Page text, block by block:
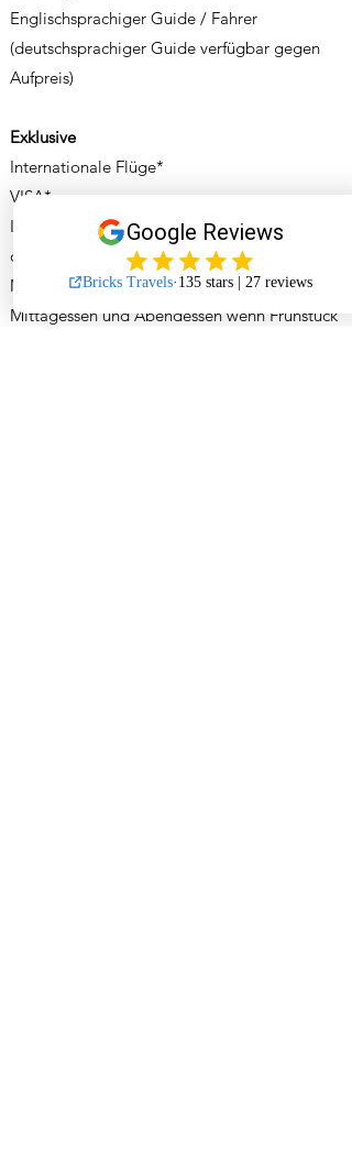
Englischsprachiger Guide / Fahrer
(deutschsprachiger Guide verfügbar gegen
Aufpreis)
Exklusive
Internationale Flüge*
VISA*
Impfungen (Gelbfieberimpfung ist
obligatorisch)
Mittagessen wenn Halbpension gebucht ist
Mittagessen und Abendessen wenn Frühstück